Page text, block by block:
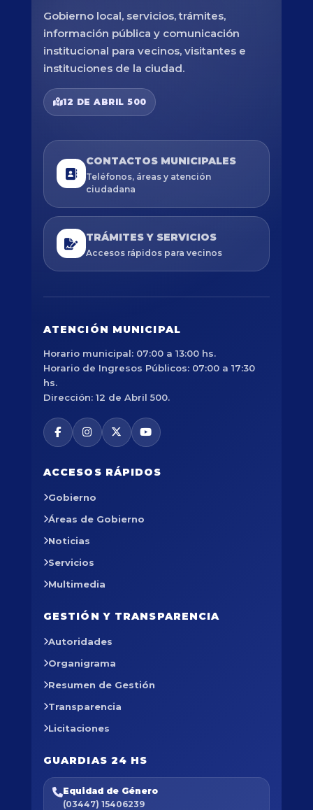
Gobierno local, servicios, trámites,
información pública y comunicación
institucional para vecinos, visitantes e
instituciones de la ciudad.
12 DE ABRIL 500
CONTACTOS MUNICIPALES
Teléfonos, áreas y atención
ciudadana
TRÁMITES Y SERVICIOS
Accesos rápidos para vecinos
ATENCIÓN MUNICIPAL
Horario municipal: 07:00 a 13:00 hs.
Horario de Ingresos Públicos: 07:00 a 17:30
hs.
Dirección: 12 de Abril 500.
ACCESOS RÁPIDOS
Gobierno
Áreas de Gobierno
Noticias
Servicios
Multimedia
GESTIÓN Y TRANSPARENCIA
Autoridades
Organigrama
Resumen de Gestión
Transparencia
Licitaciones
GUARDIAS 24 HS
Equidad de Género
(03447) 15406239